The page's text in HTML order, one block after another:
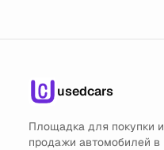
usedcars
Площадка для покупки и
продажи автомобилей в